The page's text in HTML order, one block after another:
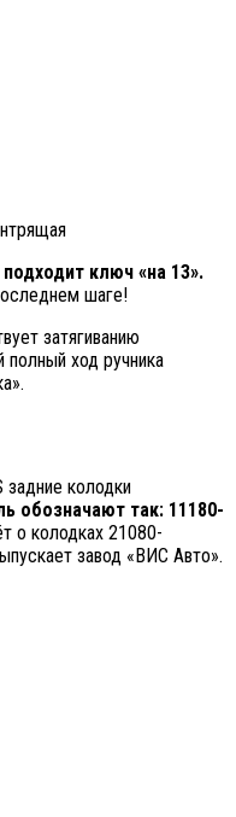
ключ «на 13».
шаге!
затягиванию
полный ход ручника
задние колодки
обозначают так: 11180-
о колодках 21080-
завод «ВИС Авто».